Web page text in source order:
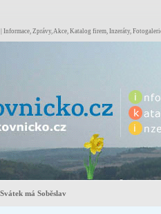
Zprávy, Akce, Katalog firem, Inzeráty,
Svátek má Soběslav